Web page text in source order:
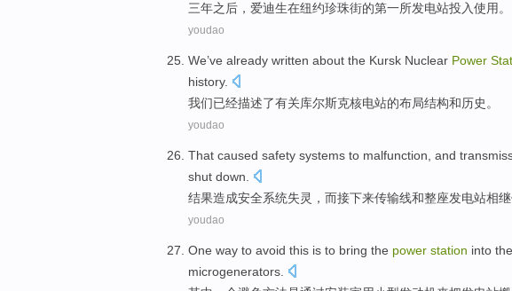
三年之后 ， 爱迪生在纽约珍珠街的第一所发电站投入使用。
youdao
We’ve already written about the Kursk Nuclear Power
history.
我们已经描述了有关库尔斯克核电站的布局结构和历史 。
youdao
That caused safety systems to malfunction and
shut down
结果造成安全系统失灵 ， 而接下来传输线和整座发电站相继
youdao
One way to avoid this is to bring the power station into the
microgenerators